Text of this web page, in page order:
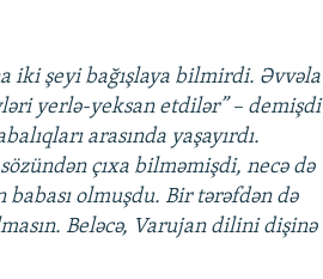
iki şeyi bağışlaya bilmirdi. Əvvəla
yerlə-yeksan etdilər” – demişdi
arasında yaşayırdı.
çıxa bilməmişdi, necə də
babası olmuşdu. Bir tərəfdən də
Beləcə, Varujan dilini dişinə